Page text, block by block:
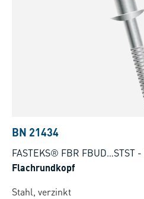
BN 21434
FASTEKS® FBR FBUD…STST -
Flachrundkopf
Stahl, verzinkt